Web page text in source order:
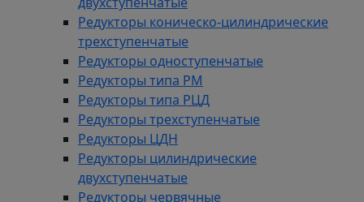
Редукторы коническо-цилиндрические
трехступенчатые
Редукторы одноступенчатые
Редукторы типа РМ
Редукторы типа РЦД
Редукторы трехступенчатые
Редукторы ЦДН
Редукторы цилиндрические
двухступенчатые
Редукторы червячные